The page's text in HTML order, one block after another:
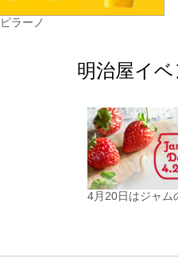
ラーノ
明治屋イ
4月20日はジャム